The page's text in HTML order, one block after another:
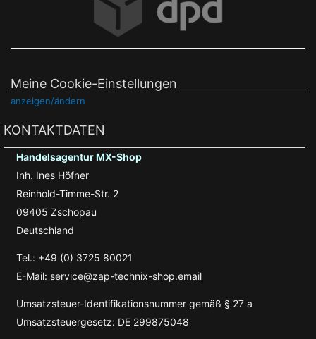
Meine Cookie-Einstellungen
anzeigen/ändern
KONTAKTDATEN
Handelsagentur MX-Shop
Inh. Ines Höfner
Reinhold-Timme-Str. 2
09405 Zschopau
Deutschland
Tel.: +49 (0) 3725 80021
E-Mail: service@zap-technix-shop.email
Umsatzsteuer-Identifikationsnummer gemäß § 27 a
Umsatzsteuergesetz: DE 299875048